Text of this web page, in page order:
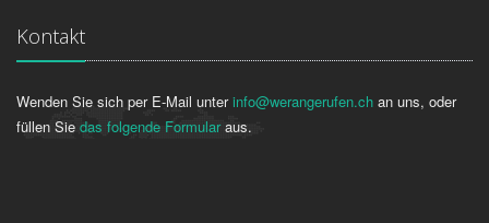
Kontakt
Wenden Sie sich per E-Mail unterinfo@werangerufen.ch an uns, oder
füllen Sie das folgende Formularaus.